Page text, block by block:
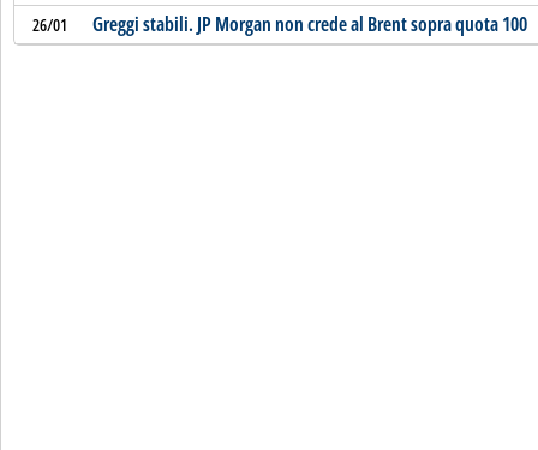
26/01 Greggi stabili. JP Morgan non crede al Brent sopra quota 100